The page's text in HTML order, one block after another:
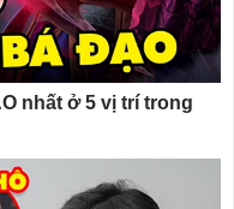
nhất ở 5 vị trí trong